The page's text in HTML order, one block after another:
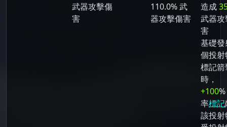
武器攻擊傷
害
110.0% 武
器攻擊傷害
造成
武器
害
基礎發
個投射
標記
時，
+100
率標記
該投